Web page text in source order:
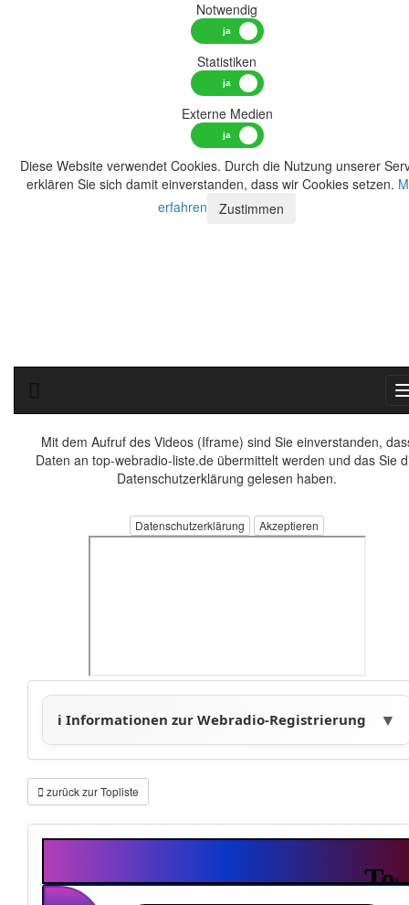
Notwendig
Statistiken
Externe Medien
Diese Website verwendet Cookies. Durch die Nutzung unserer
erklären Sie sich damit einverstanden, dass wir Cookies setzen.
erfahren
Zustimmen
Mit dem Aufruf des Videos (Iframe) sind Sie einverstanden,
Daten an top-webradio-liste.de übermittelt werden und das Sie
Datenschutzerklärung gelesen haben.
Datenschutzerklärung
zurück zur Topliste